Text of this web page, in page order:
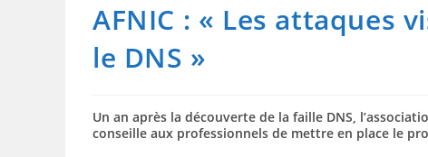
AFNIC : « Les attaques
le DNS »
Un an après la découverte de la faille DNS,
conseille aux professionnels de mettre en place le